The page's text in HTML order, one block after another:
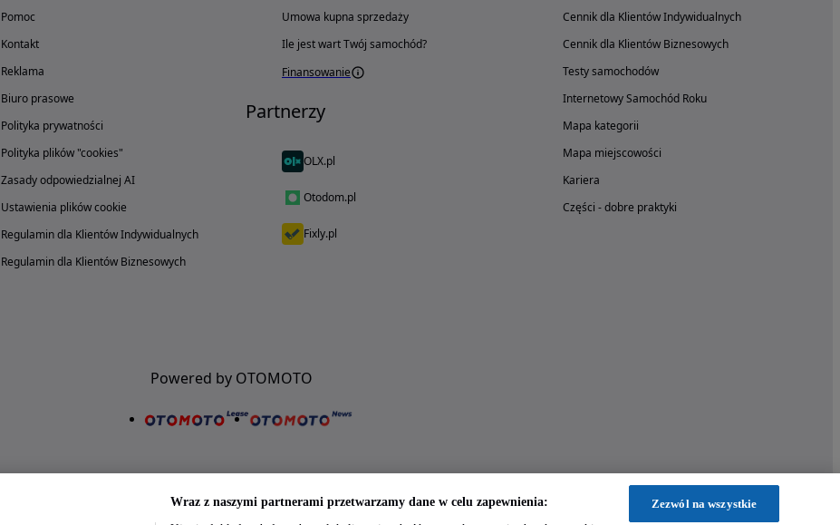
Pomoc
Kontakt
Reklama
Biuro prasowe
Polityka prywatności
Polityka plików "cookies"
Zasady odpowiedzialnej AI
Ustawienia plików cookie
Regulamin dla Klientów Indywidualnych
Regulamin dla Klientów Biznesowych
Umowa kupna sprzedaży
Ile jest wart Twój samochód?
Finansowanie
Partnerzy
OLX.pl
Otodom.pl
Fixly.pl
Cennik dla Klientów Indywidualnych
Cennik dla Klientów Biznesowych
Testy samochodów
Internetowy Samochód Roku
Mapa kategorii
Mapa miejscowości
Kariera
Części - dobre praktyki
Powered by OTOMOTO
Wraz z naszymi partnerami przetwarzamy dane w celu zapewnienia: Zezwól na wszystkie